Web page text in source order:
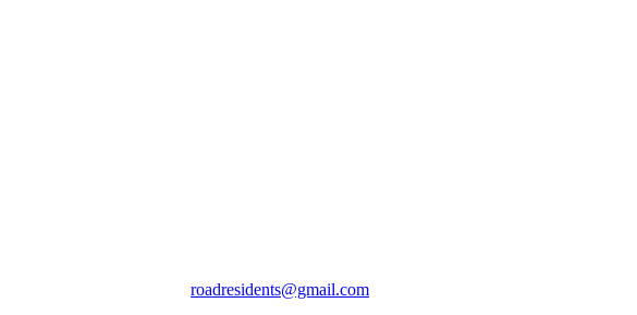
roadresidents@gmail.com